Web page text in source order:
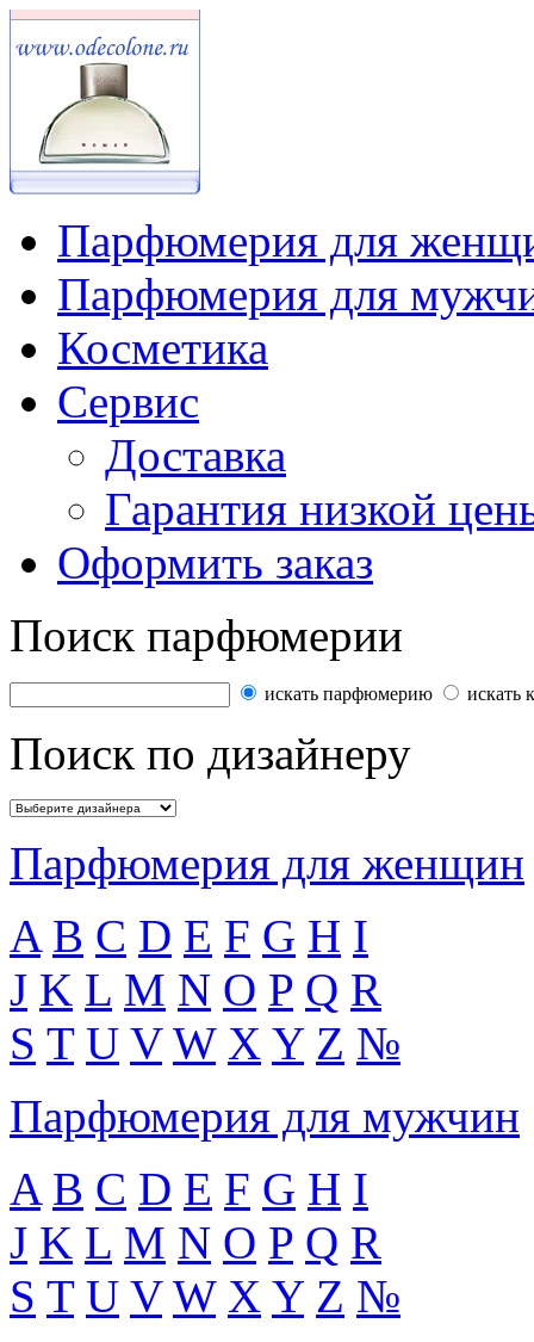
Парфюмерия для
Парфюмерия для
Косметика
Сервис
Доставка
Гарантия низкой
Оформить заказ
Поиск парфюмерии
искать парфюмерию искать
Поиск по дизайнеру
Парфюмерия для женщин
A B C D E F G H I
J K L M N O P Q R
S T U V W X Y Z №
Парфюмерия для мужчин
A B C D E F G H I
J K L M N O P Q R
S T U V W X Y Z №